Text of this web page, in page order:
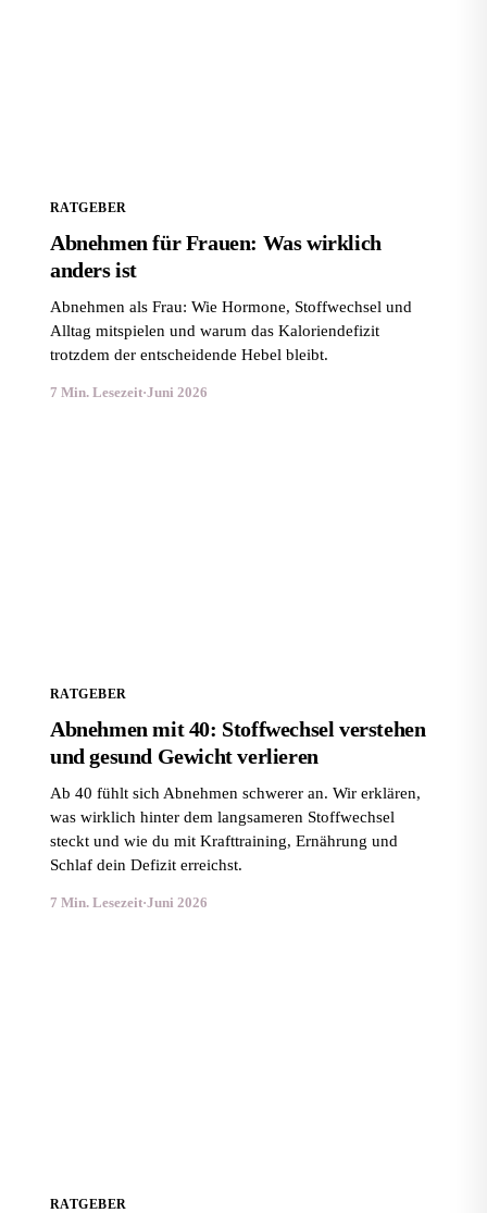
RATGEBER
Abnehmen für Frauen: Was wirklich
anders ist
Abnehmen als Frau: Wie Hormone, Stoffwechsel und
Alltag mitspielen und warum das Kaloriendefizit
trotzdem der entscheidende Hebel bleibt.
7 Min. Lesezeit·Juni 2026
RATGEBER
Abnehmen mit 40: Stoffwechsel verstehen
und gesund Gewicht verlieren
Ab 40 fühlt sich Abnehmen schwerer an. Wir erklären,
was wirklich hinter dem langsameren Stoffwechsel
steckt und wie du mit Krafttraining, Ernährung und
Schlaf dein Defizit erreichst.
7 Min. Lesezeit·Juni 2026
RATGEBER